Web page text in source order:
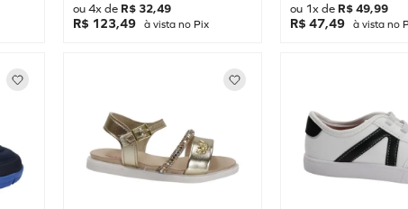
ou4x de R$ 32,49
R$ 123,49 à vista no Pix
ou 1x de R$ 49,99
R$ 47,49 à vista no